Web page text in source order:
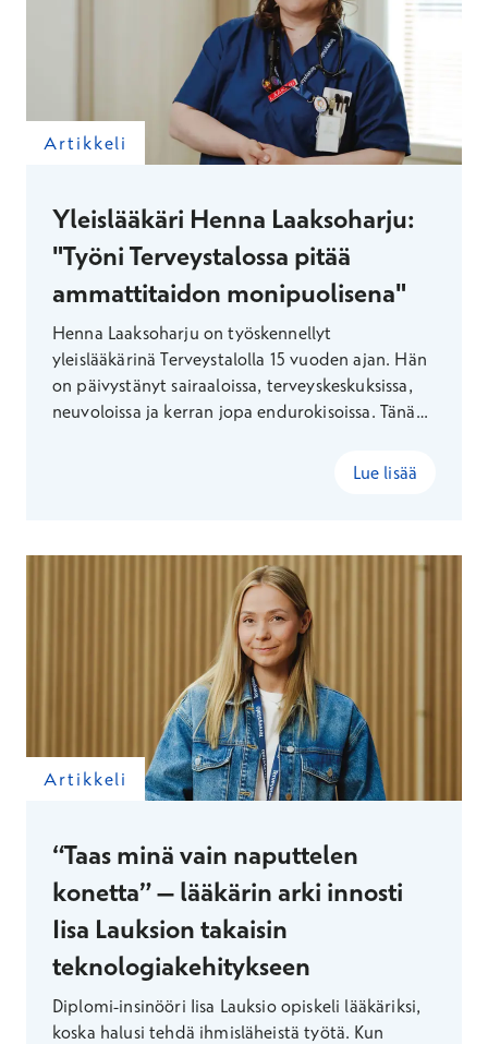
Artikkeli
Yleislääkäri Henna Laaksoharju:
"Työni Terveystalossa pitää
ammattitaidon monipuolisena"
Henna Laaksoharju on työskennellyt
yleislääkärinä Terveystalolla 15 vuoden ajan. Hän
on päivystänyt sairaaloissa, terveyskeskuksissa,
neuvoloissa ja kerran jopa endurokisoissa. Tänä
yksityisvastaanoton ja julkisten kumppanuuksien
Lue lisää
Artikkeli
“Taas minä vain naputtelen
konetta” – lääkärin arki innosti
Iisa Lauksion takaisin
teknologiakehitykseen
Diplomi-insinööri Iisa Lauksio opiskeli lääkäriksi,
koska halusi tehdä ihmisläheistä työtä. Kun